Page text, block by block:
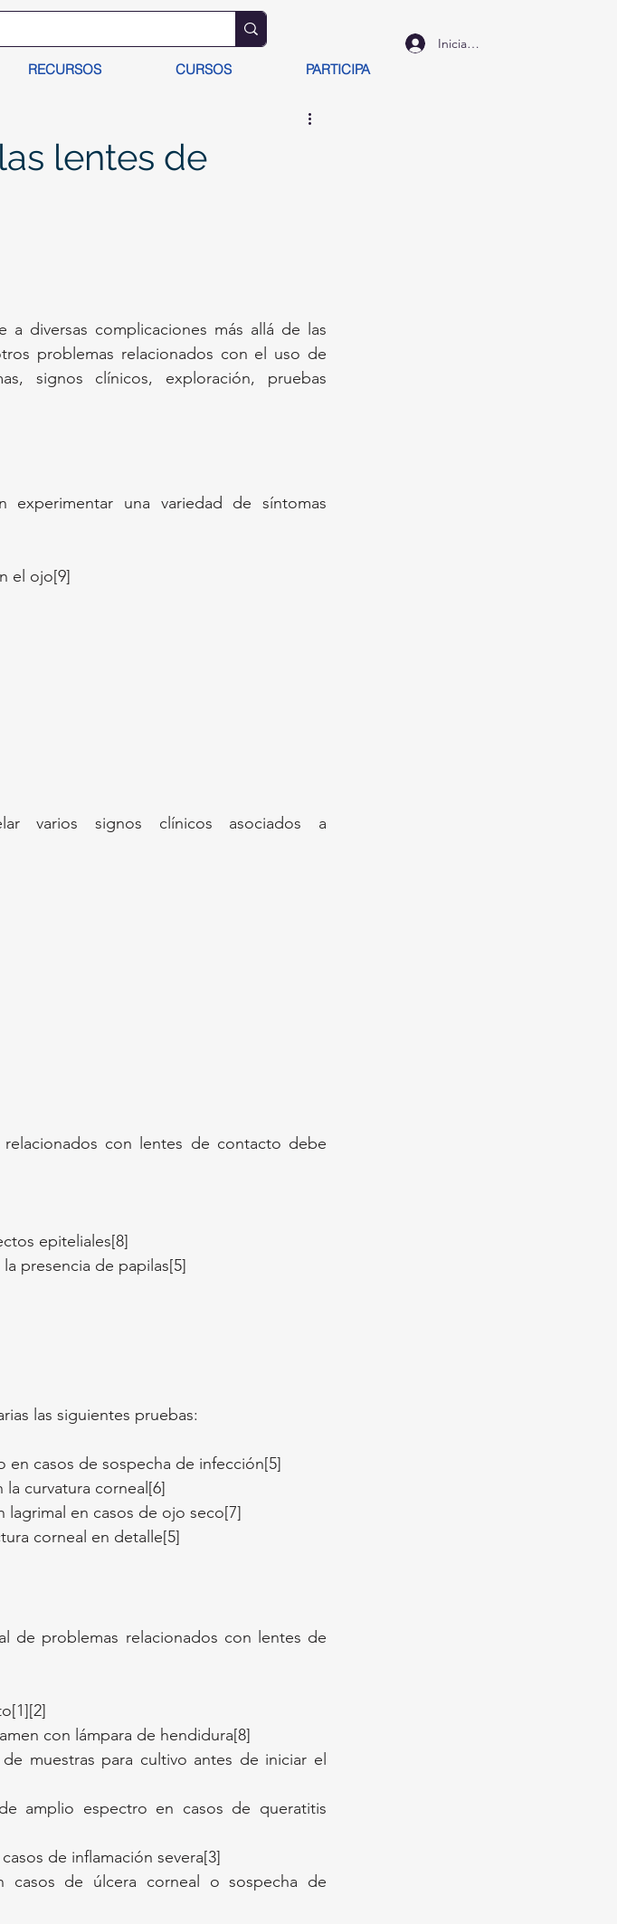
RECURSOS CURSOS PARTICIPA
Iniciar sesión
lentes de
diversas complicaciones más allá de las
problemas relacionados con el uso de
signos clínicos, exploración, pruebas
una variedad de síntomas
el ojo[9]
varios signos clínicos asociados a
con lentes de contacto debe
epiteliales[8]
presencia de papilas[5]
las siguientes pruebas:
casos de sospecha de infección[5]
curvatura corneal[6]
lagrimal en casos de ojo seco[7]
corneal en detalle[5]
de problemas relacionados con lentes de
con lámpara de hendidura[8]
muestras para cultivo antes de iniciar el
amplio espectro en casos de queratitis
de inflamación severa[3]
casos de úlcera corneal o sospecha de